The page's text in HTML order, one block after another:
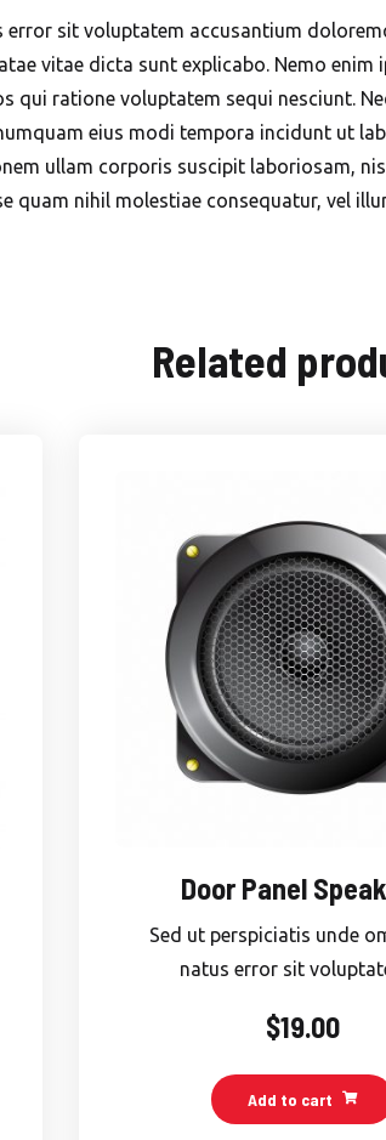
error sit voluptatem accusantium
vitae dicta sunt explicabo. Nemo
qui ratione voluptatem sequi nesciunt.
eius modi tempora incidunt ut
ullam corporis suscipit laboriosam,
quam nihil molestiae consequatur, vel
Related
Door Panel
Sed ut perspiciatis unde
natus error sit
$19.00
Add to cart